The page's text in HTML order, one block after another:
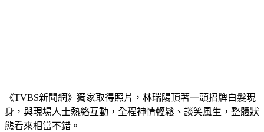
《TVBS新聞網》獨家取得照片，林瑞陽頂著一頭招牌白髮現
身，與現場人士熱絡互動，全程神情輕鬆、談笑風生，整體狀